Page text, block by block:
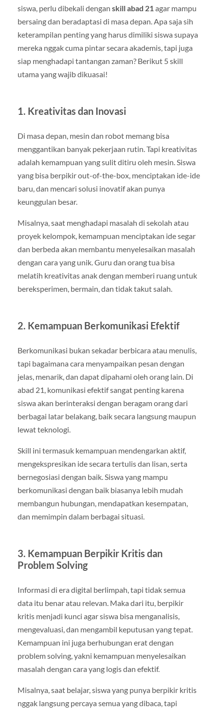
siswa, perlu dibekali dengan skill abad 21 agar mampu
bersaing dan beradaptasi di masa depan. Apa saja sih
keterampilan penting yang harus dimiliki siswa supaya
mereka nggak cuma pintar secara akademis, tapi juga
siap menghadapi tantangan zaman? Berikut 5 skill
utama yang wajib dikuasai!
1. Kreativitas dan Inovasi
Di masa depan, mesin dan robot memang bisa
menggantikan banyak pekerjaan rutin. Tapi kreativitas
adalah kemampuan yang sulit ditiru oleh mesin. Siswa
yang bisa berpikir out-of-the-box, menciptakan ide-ide
baru, dan mencari solusi inovatif akan punya
keunggulan besar.
Misalnya, saat menghadapi masalah di sekolah atau
proyek kelompok, kemampuan menciptakan ide segar
dan berbeda akan membantu menyelesaikan masalah
dengan cara yang unik. Guru dan orang tua bisa
melatih kreativitas anak dengan memberi ruang untuk
bereksperimen, bermain, dan tidak takut salah.
2. Kemampuan Berkomunikasi Efektif
Berkomunikasi bukan sekadar berbicara atau menulis,
tapi bagaimana cara menyampaikan pesan dengan
jelas, menarik, dan dapat dipahami oleh orang lain. Di
abad 21, komunikasi efektif sangat penting karena
siswa akan berinteraksi dengan beragam orang dari
berbagai latar belakang, baik secara langsung maupun
lewat teknologi.
Skill ini termasuk kemampuan mendengarkan aktif,
mengekspresikan ide secara tertulis dan lisan, serta
bernegosiasi dengan baik. Siswa yang mampu
berkomunikasi dengan baik biasanya lebih mudah
membangun hubungan, mendapatkan kesempatan,
dan memimpin dalam berbagai situasi.
3. Kemampuan Berpikir Kritis dan
Problem Solving
Informasi di era digital berlimpah, tapi tidak semua
data itu benar atau relevan. Maka dari itu, berpikir
kritis menjadi kunci agar siswa bisa menganalisis,
mengevaluasi, dan mengambil keputusan yang tepat.
Kemampuan ini juga berhubungan erat dengan
problem solving, yakni kemampuan menyelesaikan
masalah dengan cara yang logis dan efektif.
Misalnya, saat belajar, siswa yang punya berpikir kritis
nggak langsung percaya semua yang dibaca, tapi